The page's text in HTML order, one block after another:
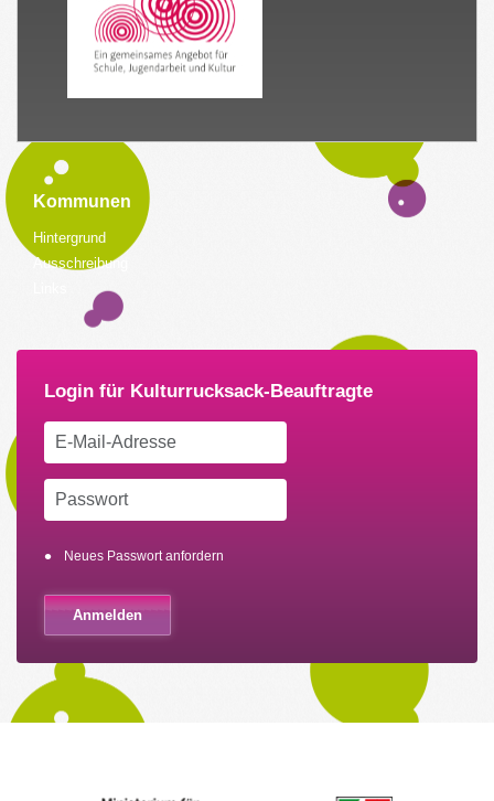
Kommunen
Hintergrund
Ausschreibung
Neues Passwort anfordern